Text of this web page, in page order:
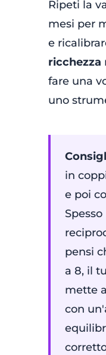
Ripeti la
mesi per
e
ricchezza
fare una
uno
in
e poi
pensi
a 8, il
mette
con